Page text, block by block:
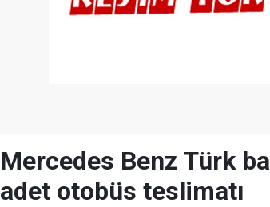
Mercedes Benz Türk
adet otobüs teslimatı